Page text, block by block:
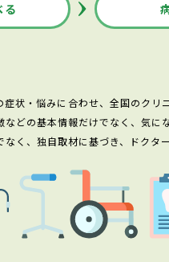
症状・悩みに合わせ、全国のク
どの基本情報だけでなく、気
なく、独自取材に基づき、ドクタ